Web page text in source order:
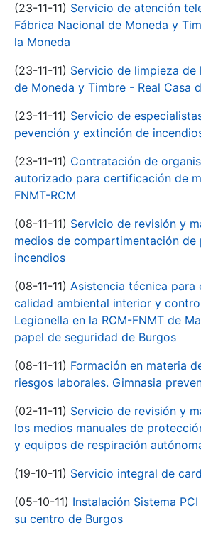
(23-11-11) Servicio de atención
Fábrica Nacional de Moneda y
la Moneda
(23-11-11) Servicio de limpieza de
de Moneda y Timbre - Real Casa
(23-11-11) Servicio de
pevención y extinción de
(23-11-11) Contratación de
autorizado para certificación de
FNMT-RCM
(08-11-11) Servicio de revisión y
medios de compartimentación
incendios
(08-11-11) Asistencia técnica para
calidad ambiental interior y
Legionella en la RCM-FNMT de
papel de seguridad de Burgos
(08-11-11) Formación en materia
riesgos laborales. Gimnasia
(02-11-11) Servicio de revisión y
los medios manuales de
y equipos de respiración
(19-10-11) Servicio integral de
(05-10-11) Instalación Sistema
su centro de Burgos